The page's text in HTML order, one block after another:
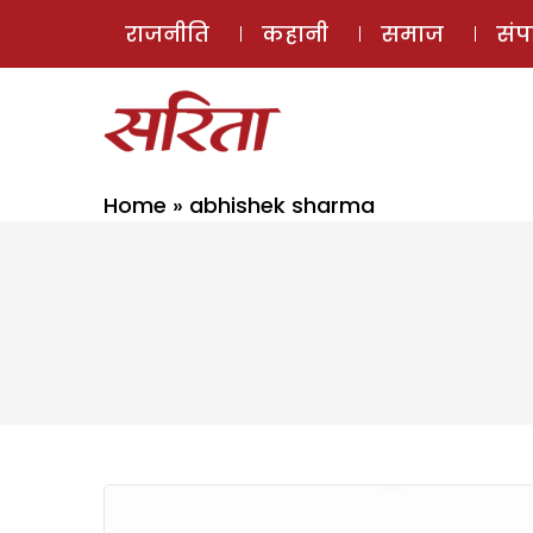
राजनीति कहानी समाज
Home » abhishek sharma